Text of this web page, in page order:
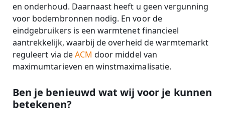
en onderhoud. Daarnaast heeft u geen vergunning
voor bodembronnen nodig. En voor de
eindgebruikers is een warmtenet financieel
aantrekkelijk, waarbij de overheid de warmtemarkt
reguleert via deACM door middel van
maximumtarieven en winstmaximalisatie.
Ben je benieuwd wat wij voor je kunnen
betekenen?